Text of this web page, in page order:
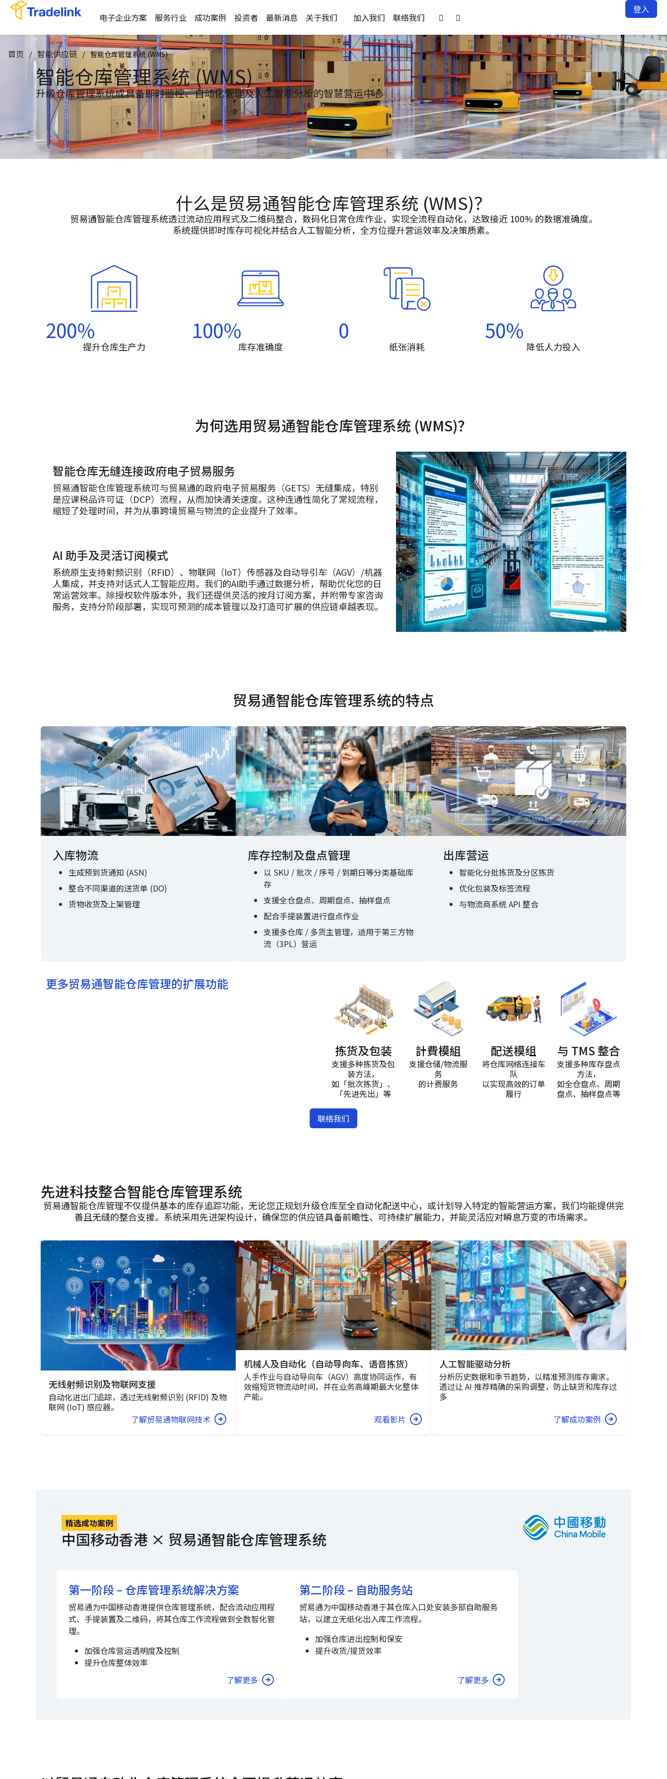
电子企业方案 服务行业 成功案例 投资者 最新消息 关于我们 加入我们 联络我们  
登入
首页 / 智能供应链 / 智能仓库管理系统 (WMS)
智能仓库管理系统 (WMS)
升级仓库管理系统成具备即时监控、自动化管理及人工智能分析的智慧营运中心
什么是贸易通智能仓库管理系统 (WMS)？
贸易通智能仓库管理系统透过流动应用程式及二维码整合，数码化日常仓库作业，实现全流程自动化，达致接近 100% 的数据准确度。
系统提供即时库存可视化并结合人工智能分析，全方位提升营运效率及决策质素。
200%
提升仓库生产力
100%
库存准确度
0
纸张消耗
50%
降低人力投入
为何选用贸易通智能仓库管理系统 (WMS)？
智能仓库无缝连接政府电子贸易服务
贸易通智能仓库管理系统可与贸易通的政府电子贸易服务（GETS）无缝集成，特别
是应课税品许可证（DCP）流程，从而加快清关速度。这种连通性简化了常规流程，
缩短了处理时间，并为从事跨境贸易与物流的企业提升了效率。
AI 助手及灵活订阅模式
系统原生支持射频识别（RFID）、物联网（IoT）传感器及自动导引车（AGV）/机器
人集成，并支持对话式人工智能应用。我们的AI助手通过数据分析，帮助优化您的日
常运营效率。除授权软件版本外，我们还提供灵活的按月订阅方案，并附带专家咨询
服务，支持分阶段部署，实现可预测的成本管理以及打造可扩展的供应链卓越表现。
贸易通智能仓库管理系统的特点
入库物流
生成预到货通知 (ASN)
整合不同渠道的送货单 (DO)
货物收货及上架管理
库存控制及盘点管理
以 SKU / 批次 / 序号 / 到期日等分类基础库
存
支援全仓盘点、周期盘点、抽样盘点
配合手提装置进行盘点作业
支援多仓库 / 多货主管理，适用于第三方物
流（3PL）营运
出库营运
智能化分批拣货及分区拣货
优化包装及标签流程
与物流商系统 API 整合
更多贸易通智能仓库管理的扩展功能
拣货及包装
支援多种拣货及包
装方法，
如「批次拣货」、
「先进先出」等
計費模組
支援仓储/物流服
务
的计费服务
配送模组
将仓库网络连接车
队
以实现高效的订单
履行
与 TMS 整合
支援多种库存盘点
方法，
如全仓盘点、周期
盘点、抽样盘点等
联络我们
先进科技整合智能仓库管理系统
贸易通智能仓库管理不仅提供基本的库存追踪功能，无论您正规划升级仓库至全自动化配送中心，或计划导入特定的智能营运方案，我们均能提供完
善且无缝的整合支援。系统采用先进架构设计，确保您的供应链具备前瞻性、可持续扩展能力，并能灵活应对瞬息万变的市场需求。
无线射频识别及物联网支援
自动化进出门追踪，透过无线射频识别 (RFID) 及物
联网 (IoT) 感应器。
了解贸易通物联网技术
机械人及自动化（自动导向车、语音拣货）
人手作业与自动导向车（AGV）高度协同运作，有
效缩短货物流动时间，并在业务高峰期最大化整体
产能。
观看影片
人工智能驱动分析
分析历史数据和季节趋势，以精准预测库存需求。
透过让 AI 推荐精确的采购调整，防止缺货和库存过
多
了解成功案例
精选成功案例
中国移动香港 × 贸易通智能仓库管理系统
第一阶段 – 仓库管理系统解决方案
贸易通为中国移动香港提供仓库管理系统，配合流动应用程
式、手提装置及二维码，将其仓库工作流程做到全数智化管
理。
加强仓库营运透明度及控制
提升仓库整体效率
了解更多
第二阶段 – 自助服务站
贸易通为中国移动香港于其仓库入口处安装多部自助服务
站，以建立无纸化出入库工作流程。
加强仓库进出控制和保安
提升收货/提货效率
了解更多